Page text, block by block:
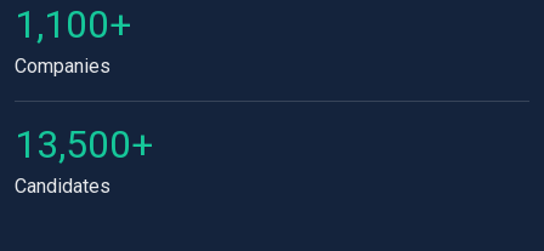
1,100+
Companies
13,500+
Candidates